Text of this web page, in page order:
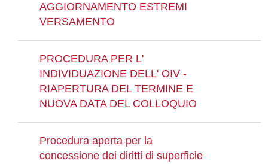
AGGIORNAMENTO ESTREMI
VERSAMENTO
PROCEDURA PER L'
INDIVIDUAZIONE DELL' OIV -
RIAPERTURA DEL TERMINE E
NUOVA DATA DEL COLLOQUIO
Procedura aperta per la
concessione dei diritti di superficie